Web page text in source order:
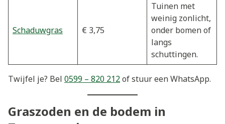
Schaduwgras € 3,75
Tuinen met
weinig zonlicht,
onder bomen of
langs
schuttingen.
Twijfel je? Bel 0599 – 820 212of stuur een WhatsApp.
Graszoden en de bodem in